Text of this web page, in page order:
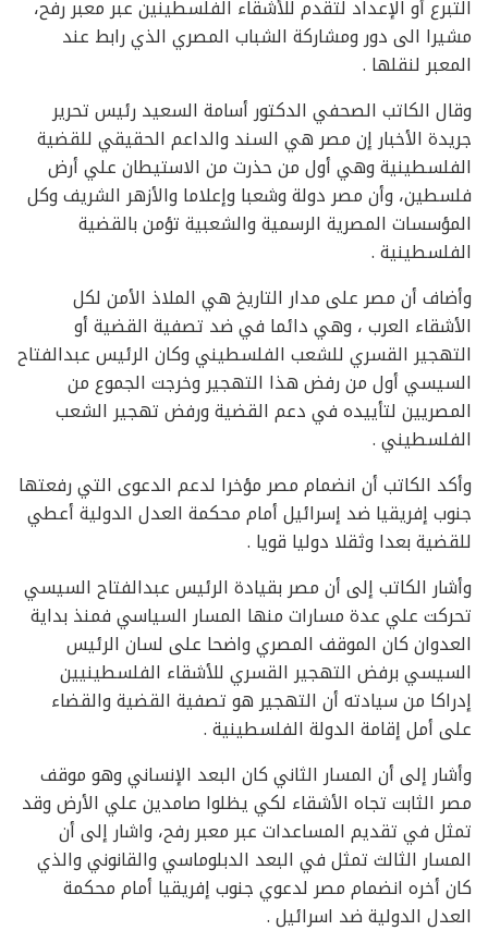
التبرع أو الإعداد لتقدم للأشقاء الفلسطينين عبر معبر رفح،
مشيرا الى دور ومشاركة الشباب المصري الذي رابط عند
المعبر لنقلها .
وقال الكاتب الصحفي الدكتور أسامة السعيد رئيس تحرير
جريدة الأخبار إن مصر هي السند والداعم الحقيقي للقضية
الفلسطينية وهي أول من حذرت من الاستيطان علي أرض
فلسطين، وأن مصر دولة وشعبا وإعلاما والأزهر الشريف وكل
المؤسسات المصرية الرسمية والشعبية تؤمن بالقضية
الفلسطينية .
وأضاف أن مصر على مدار التاريخ هي الملاذ الأمن لكل
الأشقاء العرب ، وهي دائما في ضد تصفية القضية أو
التهجير القسري للشعب الفلسطيني وكان الرئيس عبدالفتاح
السيسي أول من رفض هذا التهجير وخرجت الجموع من
المصريين لتأييده في دعم القضية ورفض تهجير الشعب
الفلسطيني .
وأكد الكاتب أن انضمام مصر مؤخرا لدعم الدعوى التي رفعتها
جنوب إفريقيا ضد إسرائيل أمام محكمة العدل الدولية أعطي
للقضية بعدا وثقلا دوليا قويا .
وأشار الكاتب إلى أن مصر بقيادة الرئيس عبدالفتاح السيسي
تحركت علي عدة مسارات منها المسار السياسي فمنذ بداية
العدوان كان الموقف المصري واضحا على لسان الرئيس
السيسي برفض التهجير القسري للأشقاء الفلسطينيين
إدراكا من سيادته أن التهجير هو تصفية القضية والقضاء
على أمل إقامة الدولة الفلسطينية .
وأشار إلى أن المسار الثاني كان البعد الإنساني وهو موقف
مصر الثابت تجاه الأشقاء لكي يظلوا صامدين علي الأرض وقد
تمثل في تقديم المساعدات عبر معبر رفح، واشار إلى أن
المسار الثالث تمثل في البعد الدبلوماسي والقانوني والذي
كان أخره انضمام مصر لدعوي جنوب إفريقيا أمام محكمة
العدل الدولية ضد اسرائيل .